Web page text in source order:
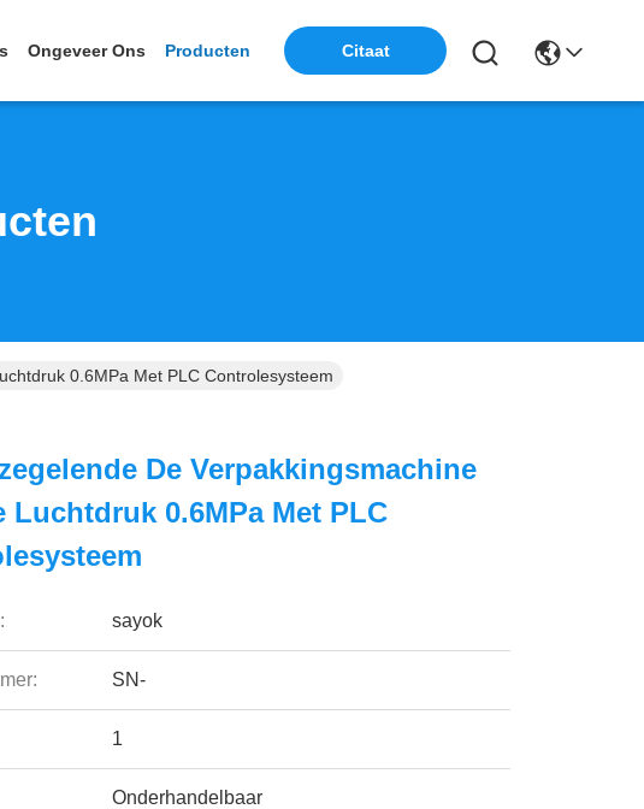
Ongeveer Ons Producten Citaat
0.6MPa Met PLC Controlesysteem
De Verpakkingsmachine
Luchtdruk 0.6MPa Met PLC
sayok
SN-
1
Onderhandelbaar